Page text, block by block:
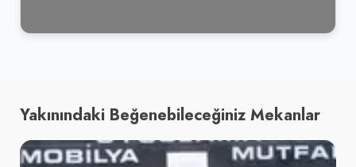
Yakınındaki Beğenebileceğiniz Mekanlar